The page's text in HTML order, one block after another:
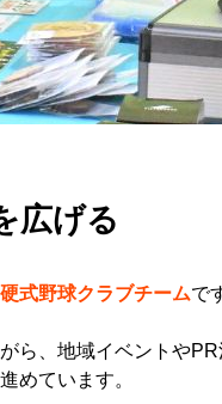
広げる
式野球クラブチームで
ら、地域イベントや
めています。